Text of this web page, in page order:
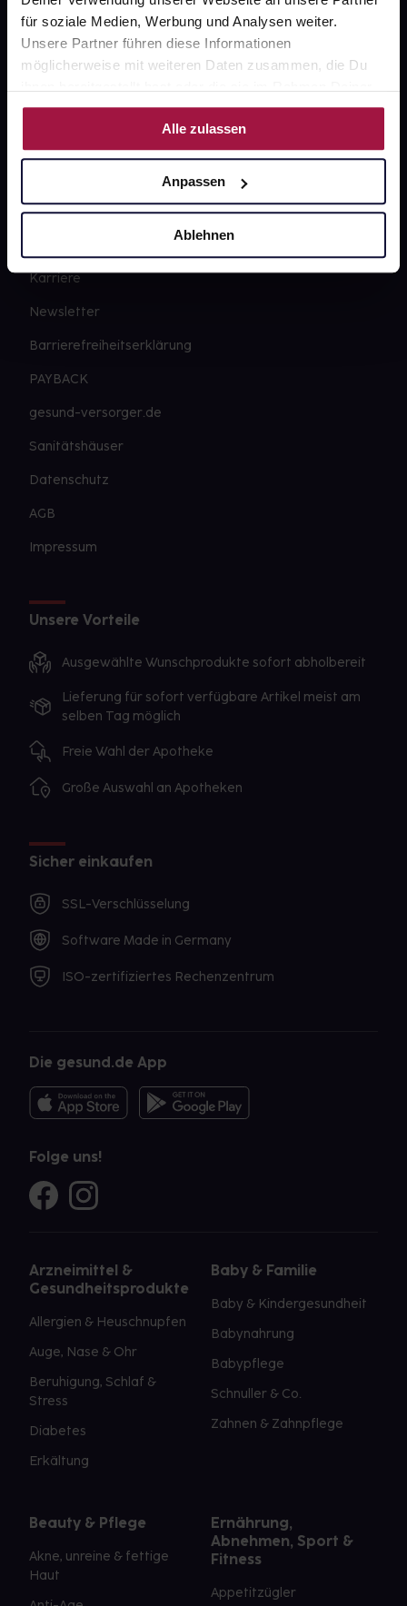
für soziale Medien, Werbung und Analysen weiter.
Unsere Partner führen diese Informationen
möglicherweise mit weiteren Daten zusammen, die Du
Nutzung der Dienste gesammelt haben.
Alle zulassen
Anpassen
Ablehnen
FAQ
Widerrufsformular
gesund.de
Karriere
Newsletter
Barrierefreiheitserklärung
PAYBACK
gesund-versorger.de
Sanitätshäuser
Datenschutz
AGB
Impressum
Unsere Vorteile
Ausgewählte Wunschprodukte sofort abholbereit
Lieferung für sofort verfügbare Artikel meist am
selben Tag möglich
Freie Wahl der Apotheke
Große Auswahl an Apotheken
Sicher einkaufen
SSL-Verschlüsselung
Software Made in Germany
ISO-zertifiziertes Rechenzentrum
Die gesund.de App
Folge uns!
Arzneimittel &
Gesundheitsprodukte
Allergien & Heuschnupfen
Auge, Nase & Ohr
Beruhigung, Schlaf &
Stress
Diabetes
Erkältung
Baby & Familie
Baby & Kindergesundheit
Babynahrung
Babypflege
Schnuller & Co.
Zahnen & Zahnpflege
Beauty & Pflege
Akne, unreine & fettige
Haut
Ernährung,
Abnehmen, Sport &
Fitness
Appetitzügler